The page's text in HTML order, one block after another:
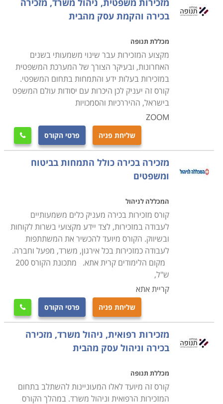
בהסמכת סוג 3 נערכת העמקה ושכלול הידע ברוב הנושאים
שהוזכרו, ועליהם נוספים חדשים:
– תהליכי רה-ארגון, יחסי גומלין בין הארגון וסביבתו,
מיומנויות בניהול משאבי אנוש וניהול כח אדם, כולל שיטות
בהפעלת עובדים ובהדרכתם המקצועית. ידע בסיסי
במערכות יחסי העבודה בארגונים ובחוקי העבודה, ניהול זמן,
אירועים וארגונם, ארגון ישיבות, אירוח. פיקוח ומעקב ליעול
עבודת המשרד ולפישוט תהליכי העבודה, עיבוד מידע לצורך
הכנת חומר רקע, ניירות עבודה או עמדה. הכרת מסמכים
משפטיים כגון הסכם, חוזה, הצהרה בשבועה, ייפוי כוח
ומכתבי הסגה.
תקשורת נתונים: רשתות תקשורת מקומית ומרחבית, מאגרי
מידע בארגון, מאגרי מידע חיצוניים ופנימיים, איחזור מידע
תנאי הקבלה
להסמכת משרד הכלכלה סוג 2 חובה להיות בוגרות 12 שנות
לימוד ובעלות ותק של שנתיים בעבודה במקצוע מזכירות,
לחילופין ניתן להיבחן לאחר שנת ותק אחת של עבודה
במקצוע לאחר הסמכת סוג 1. עבור תעודת מקצוע סוג 3
נדרשת תעודת מקצוע סוג 2 ולצידה ותק כולל של שלוש
שנים במקצוע.
מקומות לימוד ברחבי הארץ: חיפה, רמת גן, נתניה, כפר סבא
ובעוד מקומות רבים נוספים.
מזכירות משפטית, ניהול משרד, מזכירה
בכירה והקמת עסק מהבית
מכללת תנופה
מקצוע המזכירות עבר שינוי משמעותי בשנים
האחרונות, ובעיקר הצורך של המערכת המשפטית
במזכירות בעלות ידע והתמחות בתחום המשפטי.
קורס זה יעניק לכן היכרות עם יסודות עולם המשפט
בישראל, ההיררכיות והסמכויות
ZOOM
שליחת פניה פרטי הקורס 
מזכירה בכירה כולל התמחות בביטוח
ומשפטים
המכללה לניהול
קורס מזכירות בכירה מעניק כלים משמעותיים
לעבודה במזכירות, לצד יידע מקצועי בשרות לקוחות
ובשיווק. הקורס מיועד להכשיר את המשתתפות
לעבודה כמזכירות בכל אירגון, משרד, מפעל וחברה.
מקום הלימודים קרית אתא. מתכונת הקורס 200
ש"ל,
קריית אתא
שליחת פניה פרטי הקורס 
מזכירות רפואית, ניהול משרד, מזכירה
בכירה וניהול עסק מהבית
מכללת תנופה
קורס זה מיועד לאלו המעוניינות להשתלב בתחום
המזכירות הרפואית וניהול משרד. במהלך הקורס